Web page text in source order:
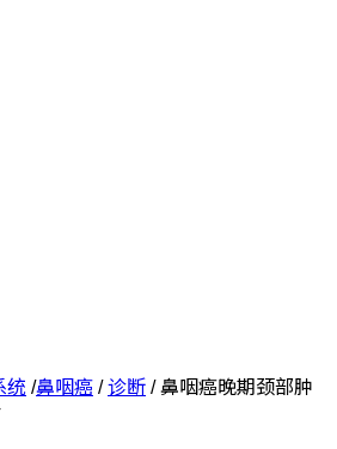
统/鼻咽癌/诊断/鼻咽癌晚期颈部肿